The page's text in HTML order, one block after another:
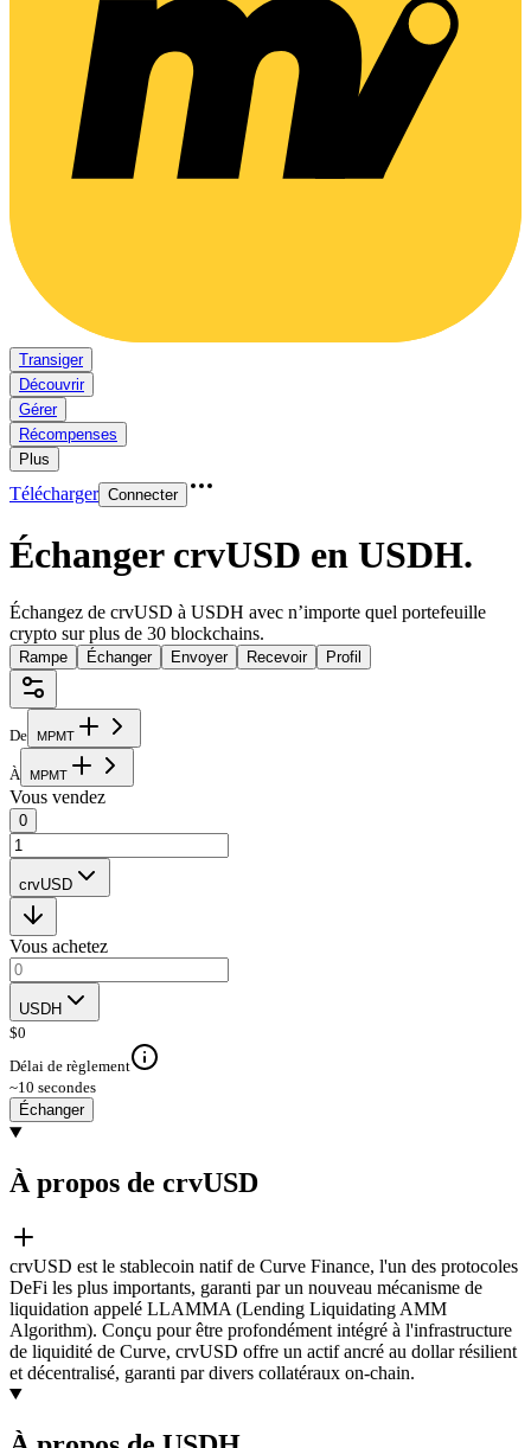
Transiger
Découvrir
Gérer
Récompenses
Plus
Télécharger Connecter
Échanger crvUSD en USDH.
Échangez de crvUSD à USDH avec n’importe quel portefeuille
crypto sur plus de 30 blockchains.
Rampe Échanger Envoyer Recevoir Profil
De MPMT
À MPMT
Vous vendez
0
crvUSD
Vous achetez
USDH
$0
Délai de règlement
~10 secondes
Échanger
À propos de crvUSD
crvUSD est le stablecoin natif de Curve Finance, l'un des protocoles
DeFi les plus importants, garanti par un nouveau mécanisme de
liquidation appelé LLAMMA (Lending Liquidating AMM
Algorithm). Conçu pour être profondément intégré à l'infrastructure
de liquidité de Curve, crvUSD offre un actif ancré au dollar résilient
et décentralisé, garanti par divers collatéraux on-chain.